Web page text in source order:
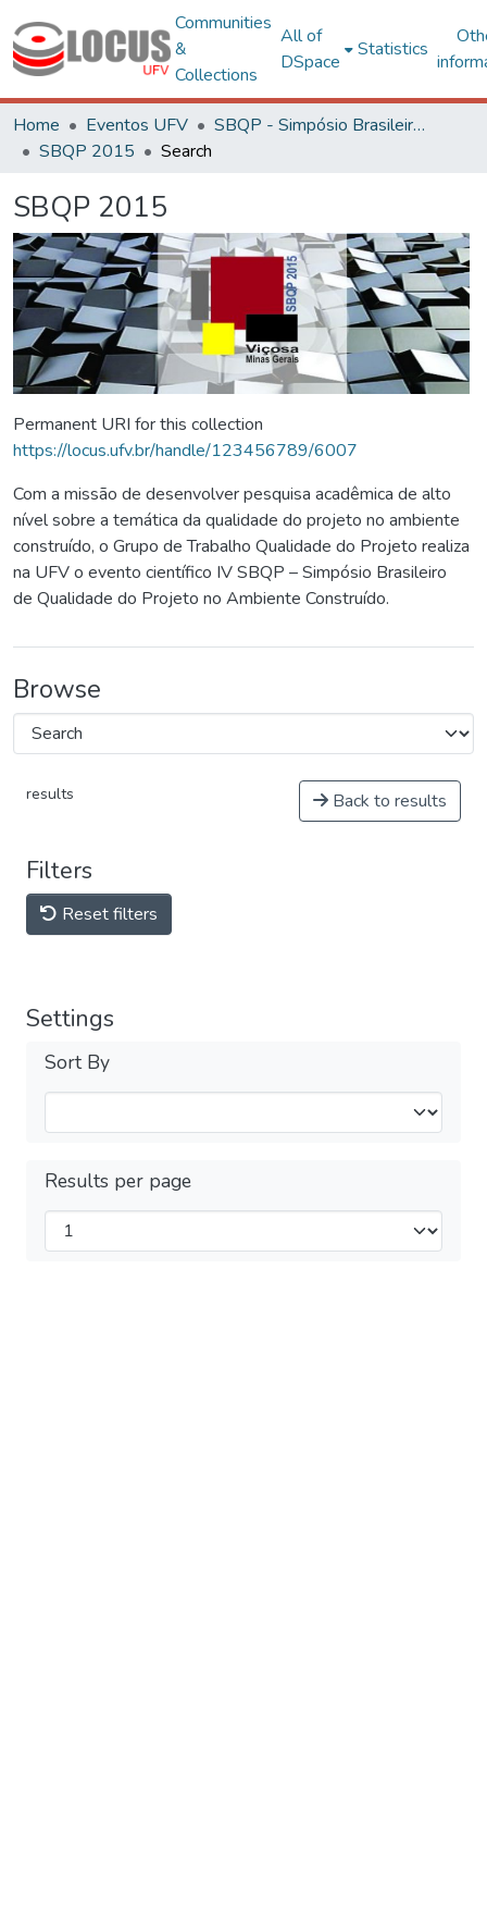
Communities
&
Collections
All of
DSpace
Statistics
Home Eventos UFV
SBQP - Simpósio Brasileiro de Qualidade do Projeto no Ambiente Construído
SBQP 2015
Search
SBQP 2015
Permanent URI for this collection
https://locus.ufv.br/handle/123456789/6007
Com a missão de desenvolver pesquisa acadêmica de alto
nível sobre a temática da qualidade do projeto no ambiente
construído, o Grupo de Trabalho Qualidade do Projeto realiza
na UFV o evento científico IV SBQP – Simpósio Brasileiro
de Qualidade do Projeto no Ambiente Construído.
Browse
results Back to results
Filters
Reset filters
Settings
Sort By
Results per page